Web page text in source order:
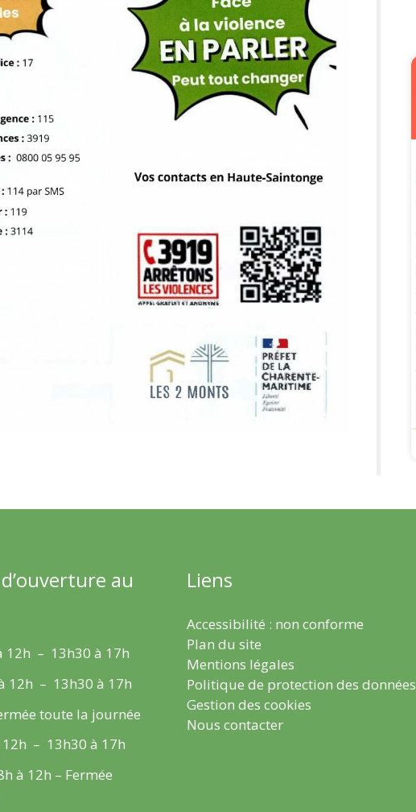
au
12h – 13h30 à 17h
12h – 13h30 à 17h
toute la journée
12h – 13h30 à 17h
à 12h – Fermée
Liens
Accessibilité : non conforme
Plan du site
Mentions légales
Politique de protection des données
Gestion des cookies
Nous contacter